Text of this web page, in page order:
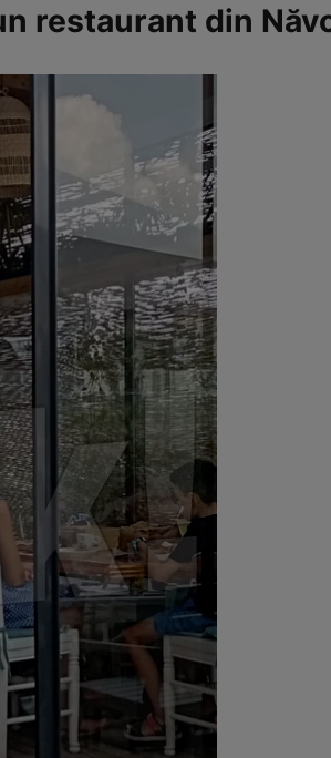
restaurant din